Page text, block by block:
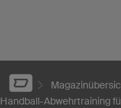
Handball-Abwehrtraining